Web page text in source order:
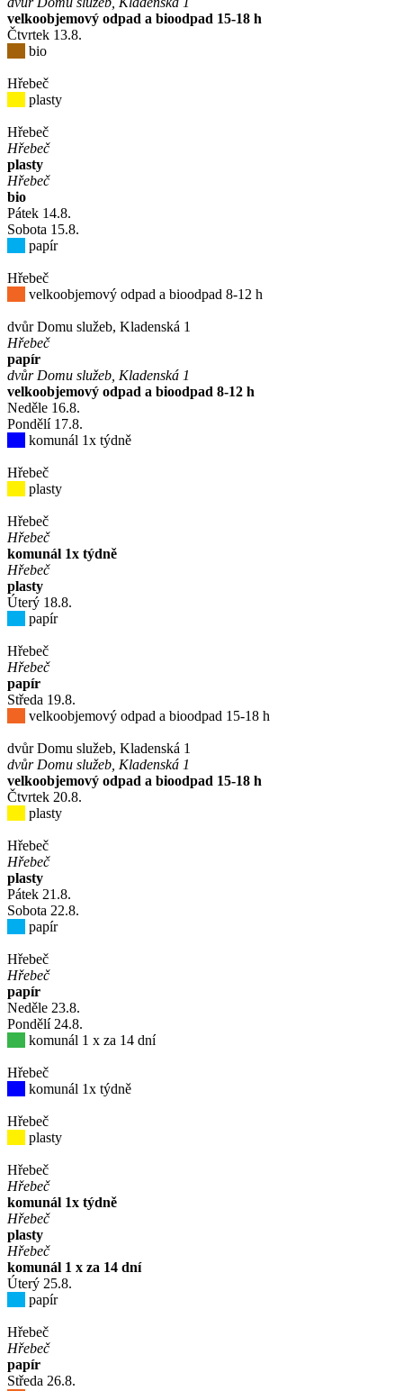
velkoobjemový odpad a bioodpad 15-18 h
Čtvrtek 13.8.
bio
Hřebeč
plasty
Hřebeč
Hřebeč
plasty
Hřebeč
bio
Pátek 14.8.
Sobota 15.8.
papír
Hřebeč
velkoobjemový odpad a bioodpad 8-12 h
dvůr Domu služeb, Kladenská 1
Hřebeč
papír
dvůr Domu služeb, Kladenská 1
velkoobjemový odpad a bioodpad 8-12 h
Neděle 16.8.
Pondělí 17.8.
komunál 1x týdně
Hřebeč
plasty
Hřebeč
Hřebeč
komunál 1x týdně
Hřebeč
plasty
Úterý 18.8.
papír
Hřebeč
Hřebeč
papír
Středa 19.8.
velkoobjemový odpad a bioodpad 15-18 h
dvůr Domu služeb, Kladenská 1
dvůr Domu služeb, Kladenská 1
velkoobjemový odpad a bioodpad 15-18 h
Čtvrtek 20.8.
plasty
Hřebeč
Hřebeč
plasty
Pátek 21 .8.
Sobota 22.8.
papír
Hřebeč
Hřebeč
papír
Neděle 23.8.
Pondělí 24.8.
komunál 1 x za 14 dní
Hřebeč
komunál 1x týdně
Hřebeč
plasty
Hřebeč
Hřebeč
komunál 1x týdně
Hřebeč
plasty
Hřebeč
komunál 1 x za 14 dní
Úterý 25.8.
papír
Hřebeč
Hřebeč
papír
Středa 26.8.